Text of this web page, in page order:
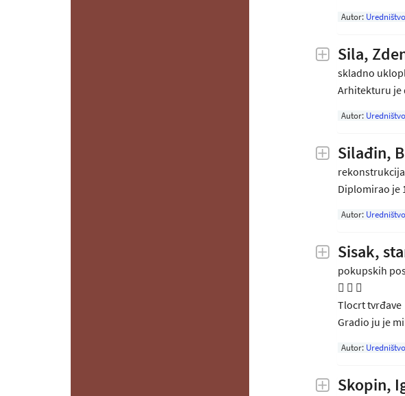
Autor: Uredništvo
Sila,
skladno
Arhitekturu
Autor: Uredništvo
Silađin,
Diplomirao je
Autor: Uredništvo
Sisak,
pokupskih
  
Tlocrt tvrđave
Gradio ju je
Autor: Uredništvo
Skopin,